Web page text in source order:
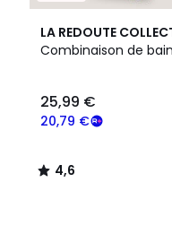
LA REDOUTE
Combinaison de
€
souscrivez
programme
20,79 €
25,99 €
4,6
/ 5
4,6
/